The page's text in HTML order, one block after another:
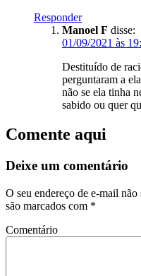
Responder
Manoel F disse:
01/09/2021 às
Destituído de
perguntaram a
não se ela tinha
sabido ou quer
Comente aqui
Deixe um comentário
O seu endereço de e-mail não
são marcados com *
Comentário